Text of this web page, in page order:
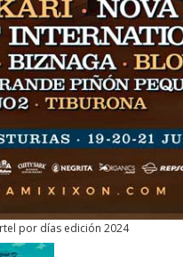
por días edición 2024